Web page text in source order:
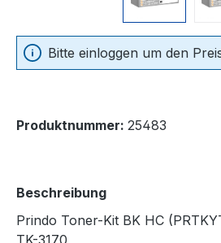
Bitte einloggen um den
Produktnummer: 25483
Beschreibung
Prindo Toner-Kit BK HC